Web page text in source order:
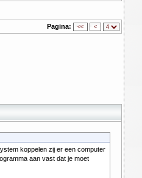
Pagina:
koppelen zij er een computer
aan vast dat je moet